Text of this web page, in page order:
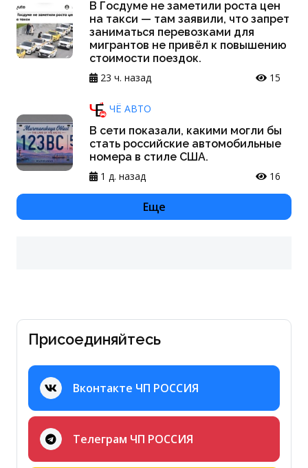
В Госдуме не заметили роста цен
на такси — там заявили, что запрет
заниматься перевозками для
мигрантов не привёл к повышению
стоимости поездок.
23 ч. назад
15
ЧЁ АВТО
В сети показали, какими могли бы
стать российские автомобильные
номера в стиле США.
1 д. назад
16
Еще
Присоединяйтесь
Вконтакте ЧП РОССИЯ
Телеграм ЧП РОССИЯ